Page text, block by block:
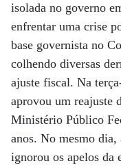
isolada no governo
enfrentar uma crise
base governista no
colhendo diversas
ajuste fiscal. Na
aprovou um reajuste
Ministério Público
anos. No mesmo
ignorou os apelos da